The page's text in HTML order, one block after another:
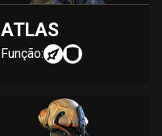
ATLAS
Função: